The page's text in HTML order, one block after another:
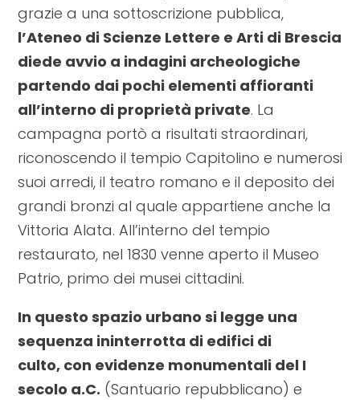
grazie a una sottoscrizione pubblica,
l’Ateneo di Scienze Lettere e Arti di Brescia
diede avvio a indagini archeologiche
partendo dai pochi elementi affioranti
all’interno di proprietà private. La
campagna portò a risultati straordinari,
riconoscendo il tempio Capitolino e numerosi
suoi arredi, il teatro romano e il deposito dei
grandi bronzi al quale appartiene anche la
Vittoria Alata. All’interno del tempio
restaurato, nel 1830 venne aperto il Museo
Patrio, primo dei musei cittadini.
In questo spazio urbano si legge una
sequenza ininterrotta di edifici di
culto, con evidenze monumentali del I
secolo a.C. (Santuario repubblicano) e